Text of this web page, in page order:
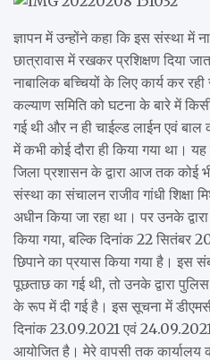
ज्ञापन में उन्होंने कहा कि इस संस्था में
छात्रावास में रखकर प्रशिक्षण दिया
नाबालिक बच्चियों के लिए कार्य कर
कल्याण समिति को घटना के बारे में
गई थी और न ही चाईल्ड लाईन एवं बाल
में कभी कोई दौरा ही किया गया था।
जिला प्रशासन के द्वारा आज तक कोई
संस्था का संचालन राजीव गांधी
अधीन किया जा रहा था। पर उनके
किया गया, बल्कि दिनांक 22 सितंबर
छिपाने का प्रयास किया गया है। इस
पूछताछ का गई थी, तो उनके द्वारा
के रूप में दी गई है। इस सूचना में
दिनांक 23.09.2021 एवं 24.09.2021
आयोजित है। मेरे वापसी तक कार्यालय